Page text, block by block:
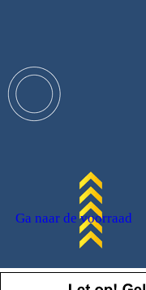
Ga naar de voorraad